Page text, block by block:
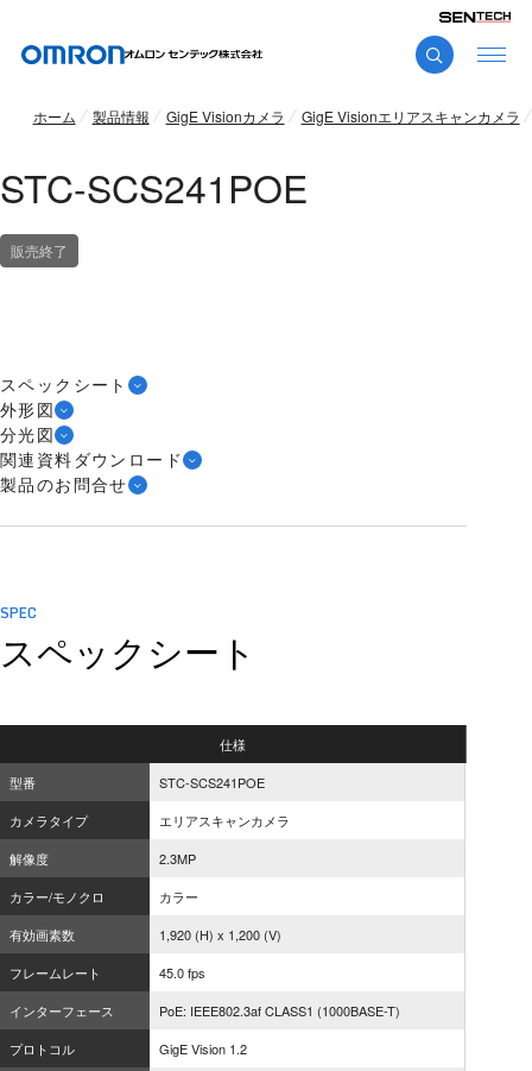
ホーム 製品情報 GigE Visionカメラ GigE Visionエリアスキャンカメラ
STC-SCS241POE
販売終了
スペックシート
外形図
分光図
関連資料ダウンロード
製品のお問合せ
SPEC
スペックシート
仕様
型番
STC-SCS241POE
カメラタイプ
エリアスキャンカメラ
解像度
2.3MP
カラー/モノクロ
カラー
有効画素数
1,920 (H) x 1,200 (V)
フレームレート
45.0 fps
インターフェース
PoE: IEEE802.3af CLASS1 (1000BASE-T)
プロトコル
GigE Vision 1.2